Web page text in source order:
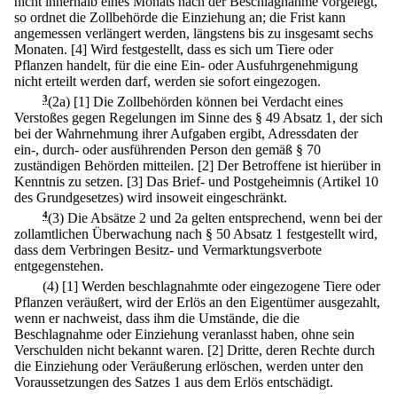
so ordnet die Zollbehörde die Einziehung an; die Frist kann
angemessen verlängert werden, längstens bis zu insgesamt sechs
Monaten. [4] Wird festgestellt, dass es sich um Tiere oder
Pflanzen handelt, für die eine Ein- oder Ausfuhrgenehmigung
nicht erteilt werden darf, werden sie sofort eingezogen.
3(2a) [1] Die Zollbehörden können bei Verdacht eines
Verstoßes gegen Regelungen im Sinne des § 49 Absatz 1, der sich
bei der Wahrnehmung ihrer Aufgaben ergibt, Adressdaten der
ein-, durch- oder ausführenden Person den gemäß § 70
zuständigen Behörden mitteilen. [2] Der Betroffene ist hierüber in
Kenntnis zu setzen. [3] Das Brief- und Postgeheimnis (Artikel 10
des Grundgesetzes) wird insoweit eingeschränkt.
4(3) Die Absätze 2 und 2a gelten entsprechend, wenn bei der
zollamtlichen Überwachung nach § 50 Absatz 1 festgestellt wird,
dass dem Verbringen Besitz- und Vermarktungsverbote
entgegenstehen.
(4) [1] Werden beschlagnahmte oder eingezogene Tiere oder
Pflanzen veräußert, wird der Erlös an den Eigentümer ausgezahlt,
wenn er nachweist, dass ihm die Umstände, die die
Beschlagnahme oder Einziehung veranlasst haben, ohne sein
Verschulden nicht bekannt waren. [2] Dritte, deren Rechte durch
die Einziehung oder Veräußerung erlöschen, werden unter den
Voraussetzungen des Satzes 1 aus dem Erlös entschädigt.